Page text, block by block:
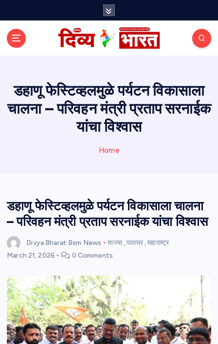
डहाणू फेस्टिव्हलमुळे पर्यटन विकासाला
चालना – परिवहन मंत्री प्रताप सरनाईक
यांचा विश्वास
Home
डहाणू फेस्टिव्हलमुळे पर्यटन विकासाला चालना
– परिवहन मंत्री प्रताप सरनाईक यांचा विश्वास
Divya Bharat Bsm News ताज्या,पालघर,महाराष्ट्र
March 21, 2026
0 Comments